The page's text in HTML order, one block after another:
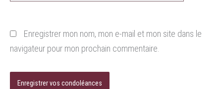
Enregistrer mon nom, mon e-mail et mon site dans le
navigateur pour mon prochain commentaire.